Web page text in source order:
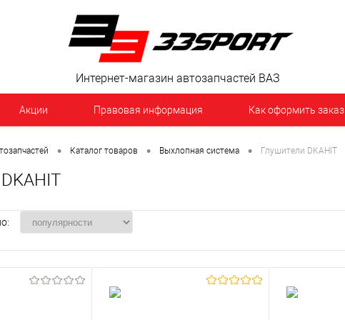
Интернет-магазин автозапчастей ВАЗ
Акции Правовая информация Как оформить заказ
• Каталог товаров • Выхлопная система • Глушители DKAHIT